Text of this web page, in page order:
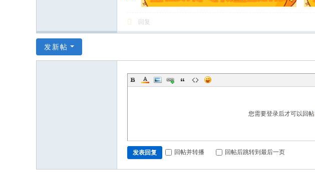
回复
发新帖
您需要登录后才可以回帖
发表回复 回帖并转播 回帖后跳转到最后一页